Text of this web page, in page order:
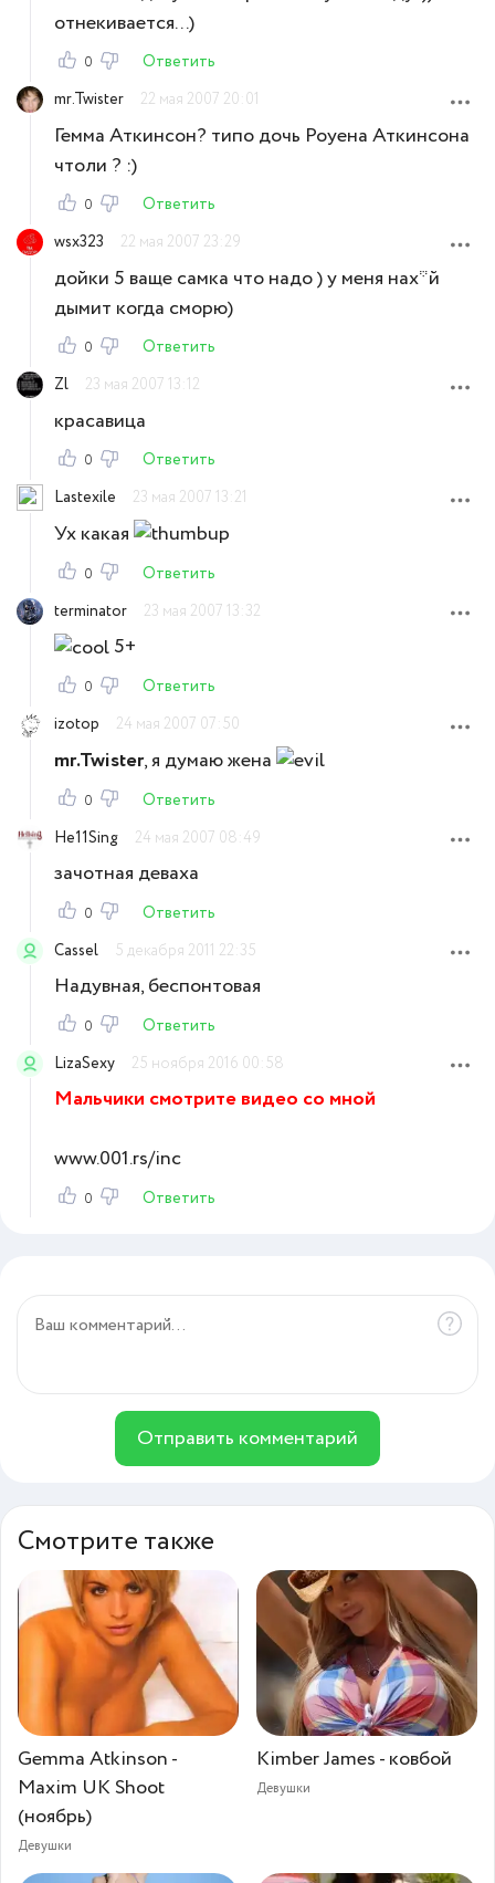
отнекивается...)
0
Ответить
mr.Twister
22 мая 2007 20:01
Гемма Аткинсон? типо дочь Роуена Аткинсона
чтоли ? :)
0
Ответить
wsx323
22 мая 2007 23:29
дойки 5 ваще самка что надо ) у меня нах*й
дымит когда сморю)
0
Ответить
Zl
23 мая 2007 13:12
красавица
0
Ответить
Lastexile
23 мая 2007 13:21
Ух какая
0
Ответить
terminator
23 мая 2007 13:32
5+
0
Ответить
izotop
24 мая 2007 07:50
mr.Twister, я думаю жена
0
Ответить
He11Sing
24 мая 2007 08:49
зачотная деваха
0
Ответить
Cassel
5 декабря 2011 22:35
Надувная, беспонтовая
0
Ответить
LizaSexy
25 ноября 2016 00:58
Мальчики смотрите видео со мной
www.001.rs/inc
0 Ответить
Отправить комментарий
Смотрите также
Gemma Atkinson -
Maxim UK Shoot
(ноябрь)
Девушки
Kimber James - ковбой
Девушки